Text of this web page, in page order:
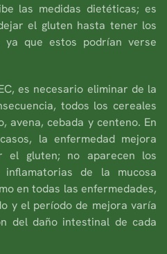
las medidas dietéticas; es
el gluten hasta tener los
ya que estos podrían verse
es necesario eliminar de la
todos los cereales
avena, cebada y centeno. En
la enfermedad mejora
el gluten; no aparecen los
de la mucosa
en todas las enfermedades,
y el período de mejora varía
del daño intestinal de cada